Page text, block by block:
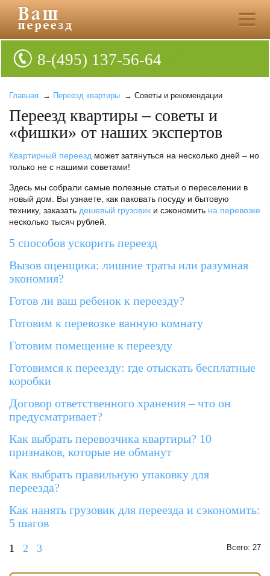
8-(495) 137-56-64
Главная → Переезд квартиры → Советы и рекомендации
Переезд квартиры – советы и
«фишки» от наших экспертов
Квартирный переезд может затянуться на несколько дней – но
только не с нашими советами!
Здесь мы собрали самые полезные статьи о переселении в
новый дом. Вы узнаете, как паковать посуду и бытовую
технику, заказать дешевый грузовик и сэкономить на перевозке
несколько тысяч рублей.
5 способов ускорить переезд
Вызов оценщика: лишние траты или разумная
экономия?
Готов ли ваш ребенок к переезду?
Готовим к перевозке ванную комнату
Готовим помещение к переезду
Готовимся к переезду: где отыскать бесплатные
коробки
Договор ответственного хранения – что он
предусматривает?
Как выбрать перевозчика квартиры? 10
признаков, которые не обманут
Как выбрать правильную упаковку для
переезда?
Как нанять грузовик для переезда и сэкономить:
5 шагов
Всего: 27
1 2 3